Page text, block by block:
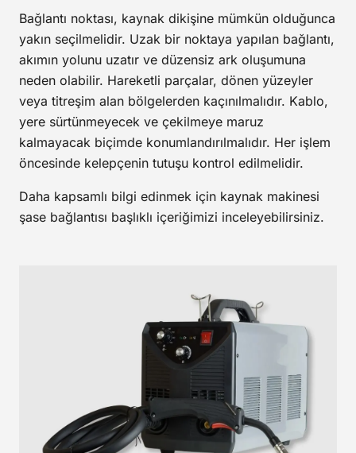
Bağlantı noktası, kaynak dikişine mümkün olduğunca
yakın seçilmelidir. Uzak bir noktaya yapılan bağlantı,
akımın yolunu uzatır ve düzensiz ark oluşumuna
neden olabilir. Hareketli parçalar, dönen yüzeyler
veya titreşim alan bölgelerden kaçınılmalıdır. Kablo,
yere sürtünmeyecek ve çekilmeye maruz
kalmayacak biçimde konumlandırılmalıdır. Her işlem
öncesinde kelepçenin tutuşu kontrol edilmelidir.
Daha kapsamlı bilgi edinmek için kaynak makinesi
şase bağlantısı başlıklı içeriğimizi inceleyebilirsiniz.